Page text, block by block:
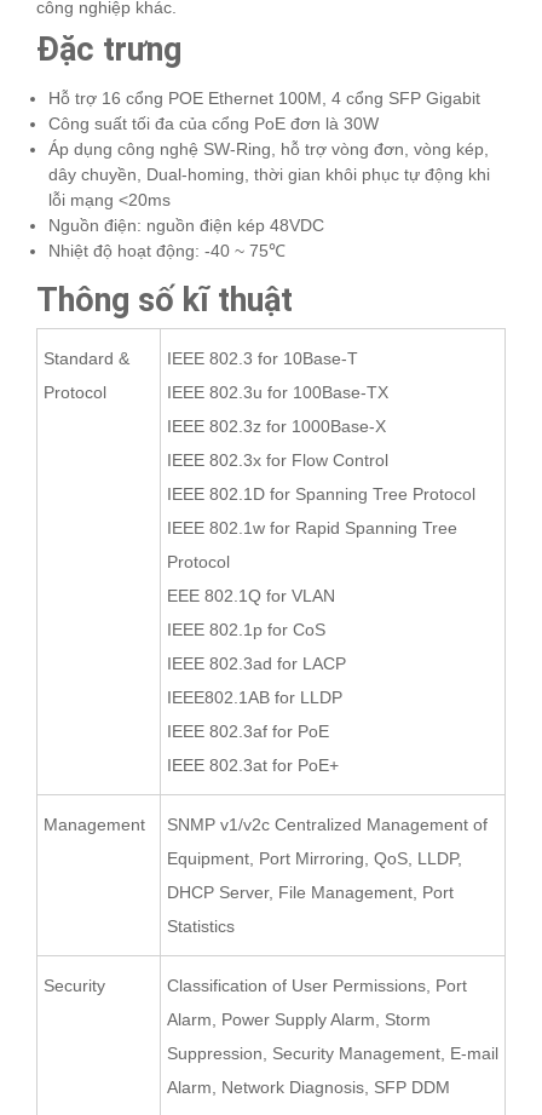
công nghiệp khác.
Đặc trưng
Hỗ trợ 16 cổng POE Ethernet 100M, 4 cổng SFP Gigabit
Công suất tối đa của cổng PoE đơn là 30W
Áp dụng công nghệ SW-Ring, hỗ trợ vòng đơn, vòng kép,
dây chuyền, Dual-homing, thời gian khôi phục tự động khi
lỗi mạng <20ms
Nguồn điện: nguồn điện kép 48VDC
Nhiệt độ hoạt động: -40 ~ 75℃
Thông số kĩ thuật
Standard &
Protocol
IEEE 802.3 for 10Base-T
IEEE 802.3u for 100Base-TX
IEEE 802.3z for 1000Base-X
IEEE 802.3x for Flow Control
IEEE 802.1D for Spanning Tree Protocol
IEEE 802.1w for Rapid Spanning Tree
Protocol
EEE 802.1Q for VLAN
IEEE 802.1p for CoS
IEEE 802.3ad for LACP
IEEE802.1AB for LLDP
IEEE 802.3af for PoE
IEEE 802.3at for PoE+
Management
SNMP v1/v2c Centralized Management of
Equipment, Port Mirroring, QoS, LLDP,
DHCP Server, File Management, Port
Statistics
Security
Classification of User Permissions, Port
Alarm, Power Supply Alarm, Storm
Suppression, Security Management, E-mail
Alarm, Network Diagnosis, SFP DDM